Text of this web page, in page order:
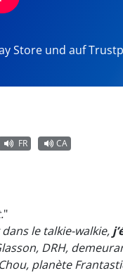
Store und auf
FR CA
"
le talkie-walkie,
DRH,
planète